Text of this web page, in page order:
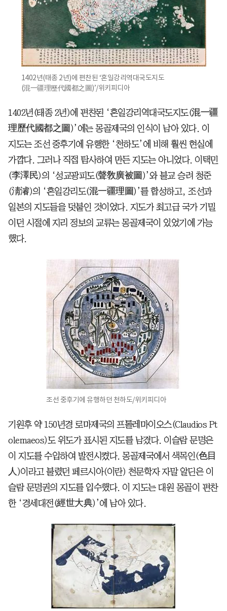
1402년(태종 2년)에 편찬된 ‘혼일강리역대국도지도
(混一疆理歷代國都之圖)’/위키피디아
1402년(태종 2년)에 편찬된 ‘혼일강리역대국도지도(混一疆
理歷代國都之圖)’에는 몽골제국의 인식이 남아 있다. 이
지도는 조선 중후기에 유행한 ‘천하도’에 비해 훨씬 현실에
가깝다. 그러나 직접 탐사하여 만든 지도는 아니었다. 이택민
(李澤民)의 ‘성교광피도(聲敎廣被圖)’와 불교 승려 청준
(淸濬)의 ‘혼일강리도(混一疆理圖)’를 합성하고, 조선과
일본의 지도들을 덧붙인 것이었다. 지도가 최고급 국가 기밀
이던 시절에 지리 정보의 교류는 몽골제국이 있었기에 가능
했다.
조선 중후기에 유행하던 천하도/위키피디아
기원후 약 150년경 로마제국의 프톨레마이오스(Claudios Pt
olemaeos)도 위도가 표시된 지도를 남겼다. 이슬람 문명은
이 지도를 수입하여 발전시켰다. 몽골제국에서 색목인(色目
人)이라고 불렸던 페르시아(이란) 천문학자 자말 알딘은 이
슬람 문명권의 지도를 입수했다. 이 지도는 대원 몽골이 편찬
한 ‘경세대전(經世大典)’에 남아 있다.